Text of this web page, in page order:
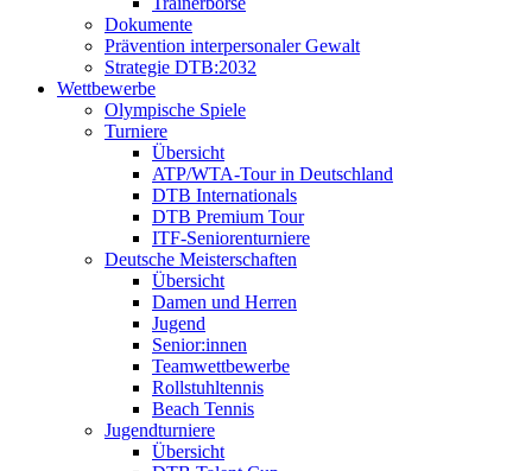
Dokumente
Prävention interpersonaler Gewalt
Strategie DTB:2032
Wettbewerbe
Olympische Spiele
Turniere
Übersicht
ATP/WTA-Tour in Deutschland
DTB Internationals
DTB Premium Tour
ITF-Seniorenturniere
Deutsche Meisterschaften
Übersicht
Damen und Herren
Jugend
Senior:innen
Teamwettbewerbe
Rollstuhltennis
Beach Tennis
Jugendturniere
Übersicht